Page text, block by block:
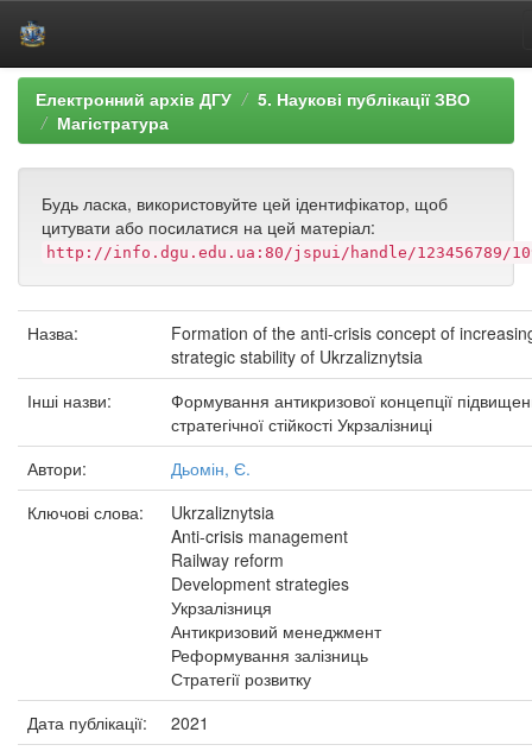
Skip
navigation
Електронний архів ДГУ
5. Наукові публікації ЗВО
Магістратура
Будь ласка, використовуйте цей ідентифікатор, щоб
цитувати або посилатися на цей матеріал:
http://info.dgu.edu.ua:80/jspui/handle/123456789/
Назва:
Formation of the anti-crisis concept of
strategic stability of Ukrzaliznytsia
Інші назви:
Формування антикризової концепції
стратегічної стійкості Укрзалізниці
Автори:
Дьомін, Є.
Ключові слова:
Ukrzaliznytsia
Anti-crisis management
Railway reform
Development strategies
Укрзалізниця
Антикризовий менеджмент
Реформування залізниць
Стратегії розвитку
Дата публікації:
2021